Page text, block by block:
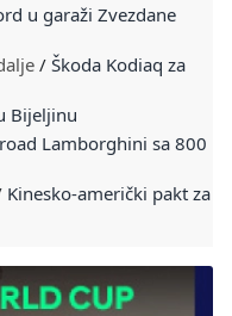
u garaži Zvezdane
/ Škoda Kodiaq za
Bijeljinu
Lamborghini sa 800
Kinesko-američki pakt za